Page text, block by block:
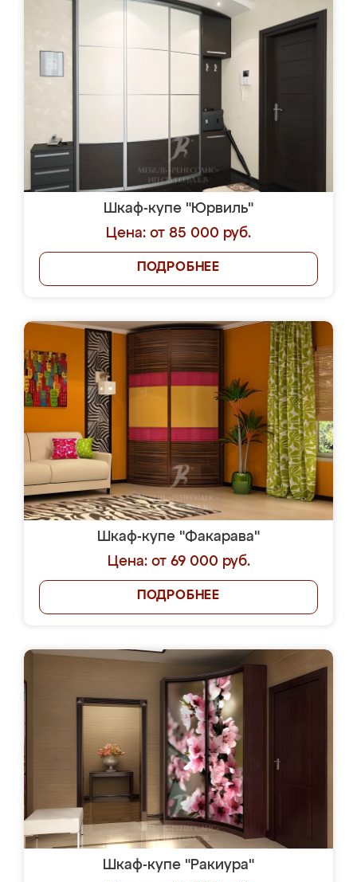
Шкаф-купе "Юрвиль"
Цена: от 85 000 руб.
ПОДРОБНЕЕ
Шкаф-купе "Факарава"
Цена: от 69 000 руб.
ПОДРОБНЕЕ
Шкаф-купе "Ракиура"